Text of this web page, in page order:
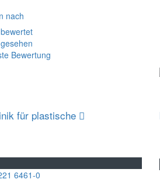
nach
Bewertung
für plastische
6461-0